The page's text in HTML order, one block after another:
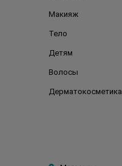
Макияж
Тело
Детям
Волосы
Дерматокосметика